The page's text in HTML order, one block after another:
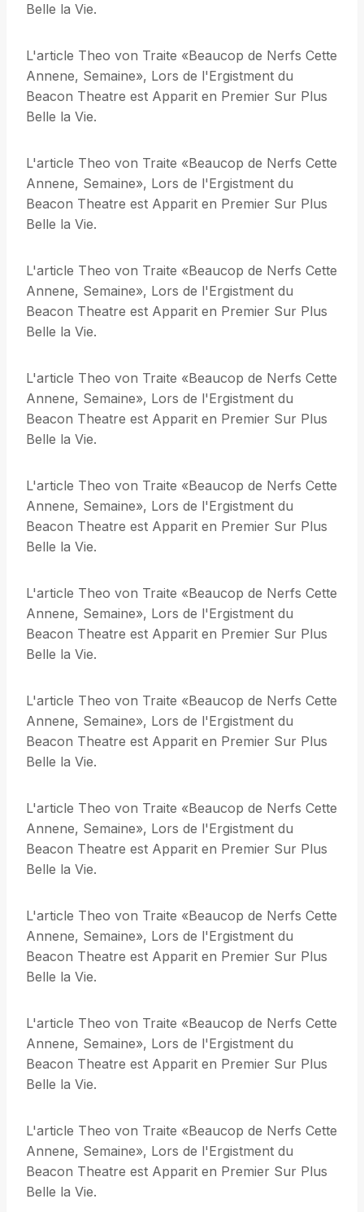
Belle la Vie.
L'article Theo von Traite «Beaucop de Nerfs Cette
Annene, Semaine», Lors de l'Ergistment du
Beacon Theatre est Apparit en Premier Sur Plus
Belle la Vie.
L'article Theo von Traite «Beaucop de Nerfs Cette
Annene, Semaine», Lors de l'Ergistment du
Beacon Theatre est Apparit en Premier Sur Plus
Belle la Vie.
L'article Theo von Traite «Beaucop de Nerfs Cette
Annene, Semaine», Lors de l'Ergistment du
Beacon Theatre est Apparit en Premier Sur Plus
Belle la Vie.
L'article Theo von Traite «Beaucop de Nerfs Cette
Annene, Semaine», Lors de l'Ergistment du
Beacon Theatre est Apparit en Premier Sur Plus
Belle la Vie.
L'article Theo von Traite «Beaucop de Nerfs Cette
Annene, Semaine», Lors de l'Ergistment du
Beacon Theatre est Apparit en Premier Sur Plus
Belle la Vie.
L'article Theo von Traite «Beaucop de Nerfs Cette
Annene, Semaine», Lors de l'Ergistment du
Beacon Theatre est Apparit en Premier Sur Plus
Belle la Vie.
L'article Theo von Traite «Beaucop de Nerfs Cette
Annene, Semaine», Lors de l'Ergistment du
Beacon Theatre est Apparit en Premier Sur Plus
Belle la Vie.
L'article Theo von Traite «Beaucop de Nerfs Cette
Annene, Semaine», Lors de l'Ergistment du
Beacon Theatre est Apparit en Premier Sur Plus
Belle la Vie.
L'article Theo von Traite «Beaucop de Nerfs Cette
Annene, Semaine», Lors de l'Ergistment du
Beacon Theatre est Apparit en Premier Sur Plus
Belle la Vie.
L'article Theo von Traite «Beaucop de Nerfs Cette
Annene, Semaine», Lors de l'Ergistment du
Beacon Theatre est Apparit en Premier Sur Plus
Belle la Vie.
L'article Theo von Traite «Beaucop de Nerfs Cette
Annene, Semaine», Lors de l'Ergistment du
Beacon Theatre est Apparit en Premier Sur Plus
Belle la Vie.